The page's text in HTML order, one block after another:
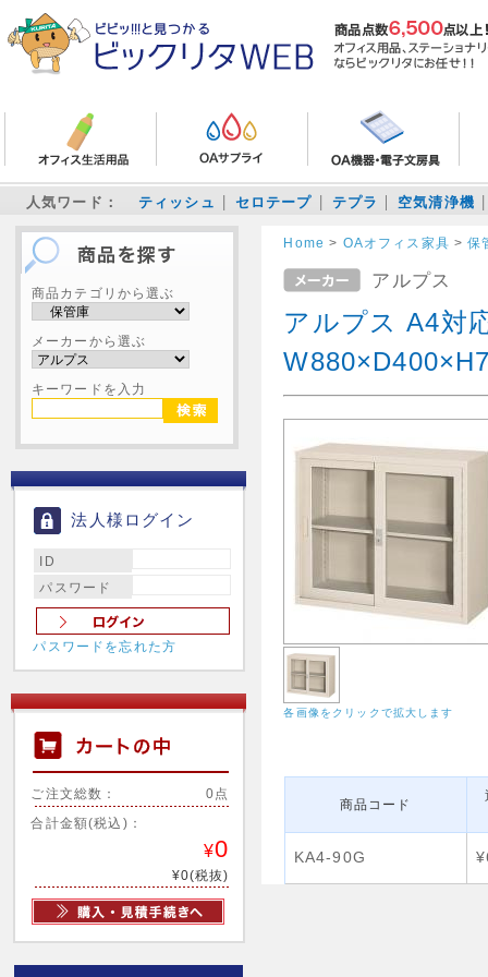
人気ワード： ティッシュ セロテープ テプラ 空気清浄機
商品カテゴリから選ぶ
メーカーから選ぶ
キーワードを入力
法人様ログイン
ID
パスワード
パスワードを忘れた方
ご注文総数： 0点
合計金額(税込)：
¥0
¥0(税抜)
Home > OAオフィス家具 >保
アルプス
アルプス A4対
各画像をクリックで拡大します
商品コード
KA4-90G